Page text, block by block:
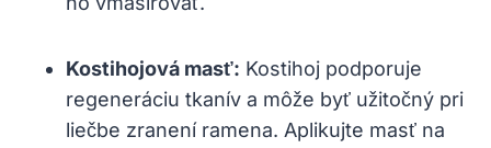
Kostihojová masť: Kostihoj podporuje
regeneráciu tkanív a môže byť užitočný pri
liečbe zranení ramena. Aplikujte masť na